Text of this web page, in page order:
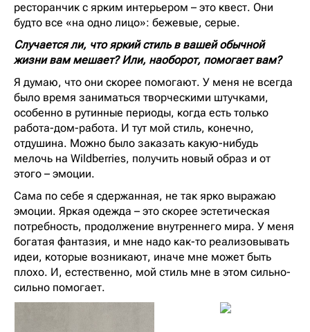
ресторанчик с ярким интерьером – это квест. Они
будто все «на одно лицо»: бежевые, серые.
Случается ли, что яркий стиль в вашей обычной
жизни вам мешает? Или, наоборот, помогает вам?
Я думаю, что они скорее помогают. У меня не всегда
было время заниматься творческими штучками,
особенно в рутинные периоды, когда есть только
работа-дом-работа. И тут мой стиль, конечно,
отдушина. Можно было заказать какую-нибудь
мелочь на Wildberries, получить новый образ и от
этого – эмоции.
Сама по себе я сдержанная, не так ярко выражаю
эмоции. Яркая одежда – это скорее эстетическая
потребность, продолжение внутреннего мира. У меня
богатая фантазия, и мне надо как-то реализовывать
идеи, которые возникают, иначе мне может быть
плохо. И, естественно, мой стиль мне в этом сильно-
сильно помогает.